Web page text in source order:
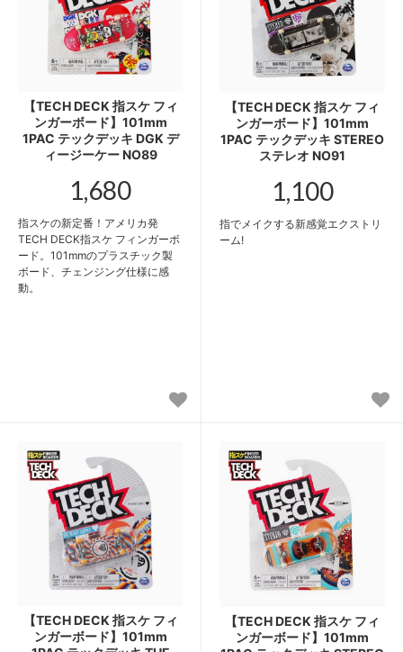
【TECH DECK 指スケ フィ
ンガーボード】101mm
1PAC テックデッキ DGK デ
ィージーケー NO89
1,680
指スケの新定番！アメリカ発
TECH DECK指スケ フィンガーボ
ード。101mmのプラスチック製
ボード、チェンジング仕様に感
動。
【TECH DECK 指スケ フィ
ンガーボード】101mm
1PAC テックデッキ STEREO
ステレオ NO91
1,100
指でメイクする新感覚エクストリ
ーム!
【TECH DECK 指スケ フィ
ンガーボード】101mm
【TECH DECK 指スケ フィ
ンガーボード】101mm